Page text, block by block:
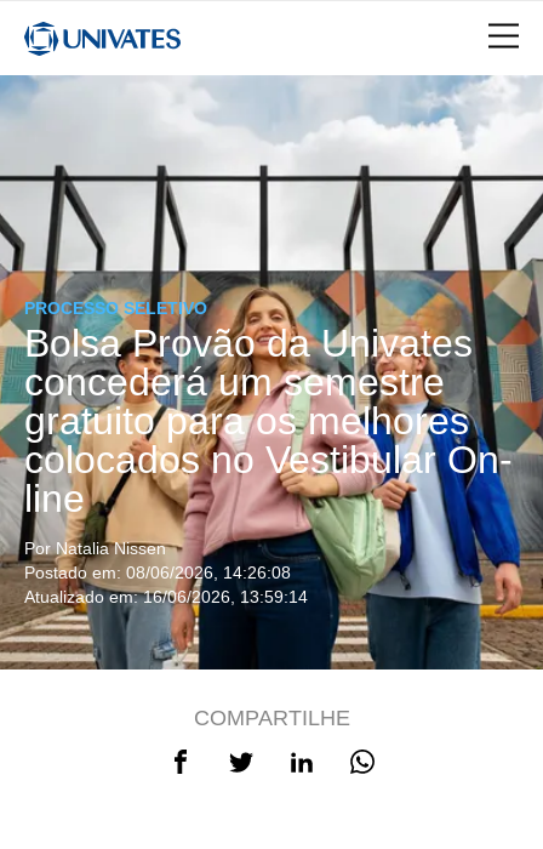
PROCESSO SELETIVO
Bolsa Provão da Univates
concederá um semestre
gratuito para os melhores
colocados no Vestibular On-
line
Por Natalia Nissen
Postado em: 08/06/2026, 14:26:08
Atualizado em: 16/06/2026, 13:59:14
COMPARTILHE